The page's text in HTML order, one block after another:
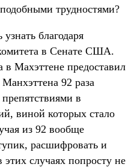
трудностями?
благодаря
в Сенате США.
Махэттене предоставил
92 раза
в
виной которых стало
из 92 вообще
расшифровать и
случаях попросту не